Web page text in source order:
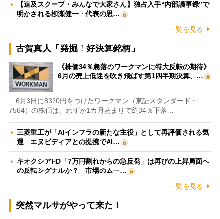
【追及スクープ・みんなで大家さん】独占入手“内部議事録”で
明かされる柳瀬健一・代表の思…
一覧を見る
古賀真人「発掘！好決算銘柄」
《株価34％急落のワークマンに特大反転の期待》
6月の売上低迷を吹き飛ばす第1四半期決算、…
6月3日に8330円をつけたワークマン（東証スタンダード・
7564）の株価は、わずか1カ月あまりで約34％下落…
三菱重工が「AIインフラの新たな主役」として再評価される気
運 エヌビディアとの提携でAI…
キオクシアHD「7万円割れからの急反発」は再びの上昇局面へ
の反転シグナルか？ 市場のムー…
一覧を見る
突然マルサがやって来た！